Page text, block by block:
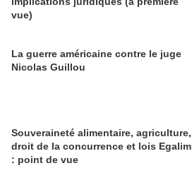
vue)
La guerre américaine contre le juge
Nicolas Guillou
Souveraineté alimentaire, agriculture,
droit de la concurrence et lois Egalim
: point de vue